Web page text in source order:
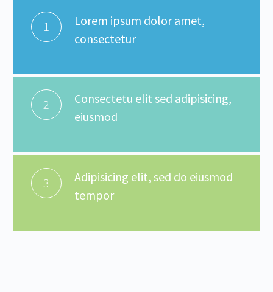
1
Lorem ipsum dolor amet,
consectetur
2
Consectetu elit sed adipisicing,
eiusmod
3
Adipisicing elit, sed do eiusmod
tempor